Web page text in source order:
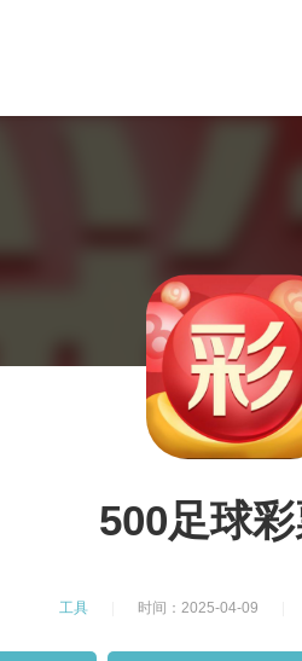
500足球彩
工具 时间：2025-04-09